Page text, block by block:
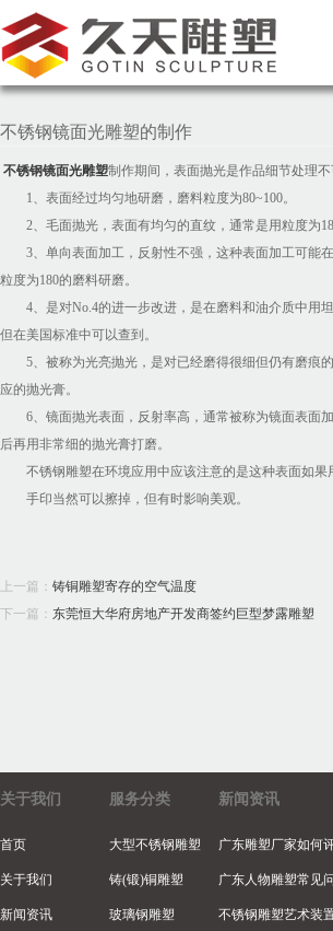
不锈钢镜面光雕塑的制作
不锈钢镜面光雕塑制作期间，表面抛光是作品细节处理
1、表面经过均匀地研磨，磨料粒度为80~100。
2、毛面抛光，表面有均匀的直纹，通常是用粒度为
3、单向表面加工，反射性不强，这种表面加工可能
粒度为180的磨料研磨。
4、是对No.4的进一步改进，是在磨料和油介质中用
但在美国标准中可以查到。
5、被称为光亮抛光，是对已经磨得很细但仍有磨痕
应的抛光膏。
6、镜面抛光表面，反射率高，通常被称为镜面表面
后再用非常细的抛光膏打磨。
不锈钢雕塑在环境应用中应该注意的是这种表面如果
手印当然可以擦掉，但有时影响美观。
上一篇： 铸铜雕塑寄存的空气温度
下一篇： 东莞恒大华府房地产开发商签约巨型梦露雕塑
关于我们
首页
关于我们
新闻资讯
服务分类
大型不锈钢雕塑
铸(锻)铜雕塑
玻璃钢雕塑
新闻资讯
广东雕塑厂家如何
广东人物雕塑常见
不锈钢雕塑艺术装